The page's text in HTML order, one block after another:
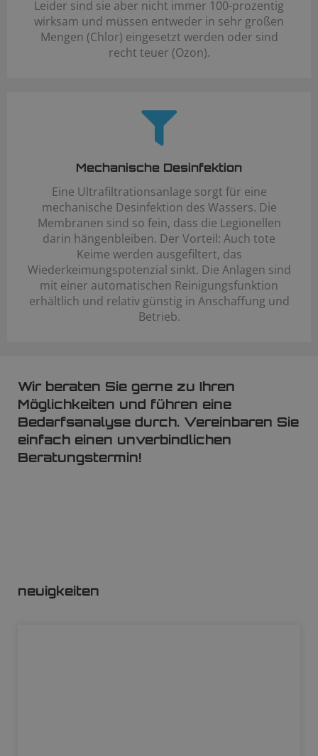
Leider sind sie aber nicht immer 100-prozentig
wirksam und müssen entweder in sehr großen
Mengen (Chlor) eingesetzt werden oder sind
recht teuer (Ozon).
Mechanische Desinfektion
Eine Ultrafiltrationsanlage sorgt für eine
mechanische Desinfektion des Wassers. Die
Membranen sind so fein, dass die Legionellen
darin hängenbleiben. Der Vorteil: Auch tote
Keime werden ausgefiltert, das
Wiederkeimungspotenzial sinkt. Die Anlagen sind
mit einer automatischen Reinigungsfunktion
erhältlich und relativ günstig in Anschaffung und
Betrieb.
Wir beraten Sie gerne zu Ihren
Möglichkeiten und führen eine
Bedarfsanalyse durch. Vereinbaren Sie
einfach einen unverbindlichen
Beratungstermin!
neuigkeiten